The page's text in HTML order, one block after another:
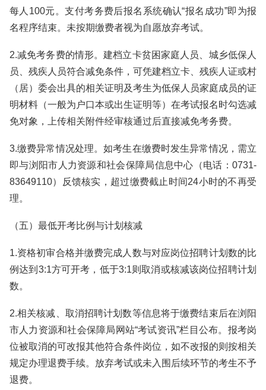
每人100元。支付考务费后报名系统确认“报名成功”即为报
名程序结束。未按期缴费者视为自愿放弃考试。
2.减免考务费的情形。建档立卡贫困家庭人员、城乡低保人
员、残疾人员符合减免条件，可凭建档立卡、残疾人证或村
（居）委会出具的相关证明及考生为低保人员家庭成员的证
明材料（一般为户口本或出生证明等）在考试报名时勾选减
免对象，上传相关附件经审核通过后直接减免考务费。
3.缴费异常情况处理。如考生在缴费时发生异常情况，需立
即与浏阳市人力资源和社会保障局信息中心（电话：0731-
83649110）反馈核实，超过缴费截止时间24小时的不再受
理。
（五）最低开考比例与计划核减
1.资格初审合格并缴费完成人数与对应岗位招聘计划数的比
例达到3:1方可开考，低于3:1则取消或核减该岗位招聘计划
数。
2.相关核减、取消招聘计划数等信息将于缴费结束后在浏阳
市人力资源和社会保障局网站“考试资讯”栏目公布。报考岗
位被取消的可改报其他符合条件岗位，如不改报的则按相关
规定办理退费手续。放弃考试或未入围后续环节的考生不予
退费。